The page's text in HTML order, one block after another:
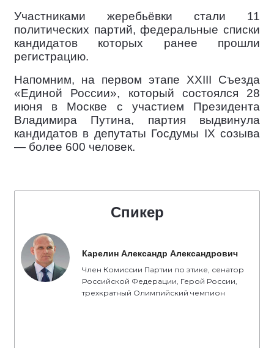
Участниками жеребьёвки стали 11
политических партий, федеральные списки
кандидатов которых ранее прошли
регистрацию.
Напомним, на первом этапе XXIII Съезда
«Единой России», который состоялся 28
июня в Москве с участием Президента
Владимира Путина, партия выдвинула
кандидатов в депутаты Госдумы IX созыва
— более 600 человек.
Спикер
Карелин Александр Александрович
Член Комиссии Партии по этике, сенатор
Российской Федерации, Герой России,
трехкратный Олимпийский чемпион